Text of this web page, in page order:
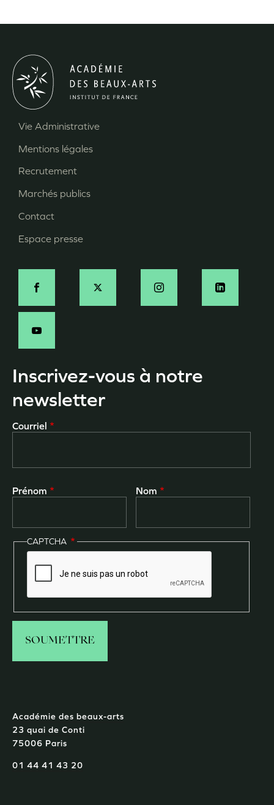
Pied
de
page
Vie Administrative
Mentions légales
Recrutement
Marchés publics
Contact
Espace presse
Social
Inscrivez-vous à notre
newsletter
Courriel
Prénom Nom
CAPTCHA
Académie des beaux-arts
23 quai de Conti
75006 Paris
01 44 41 43 20